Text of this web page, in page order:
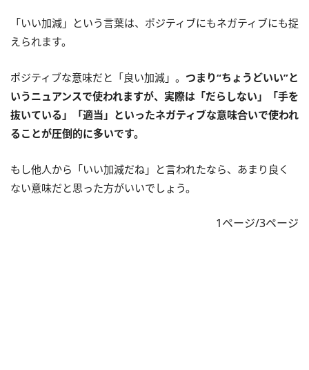
「いい加減」という言葉は、ポジティブにもネガティブにも捉
えられます。
ポジティブな意味だと「良い加減」。 つまり“ちょうどいい”と
いうニュアンスで使われますが、実際は「だらしない」「手を
抜いている」「適当」といったネガティブな意味合いで使われ
ることが圧倒的に多いです。
もし他人から「いい加減だね」と言われたなら、あまり良く
ない意味だと思った方がいいでしょう。
1ページ/3ページ